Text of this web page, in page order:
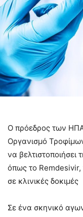
Ο πρόεδρος των
Οργανισμό
να βελτιστοποιήσει
όπως το Remdesivir,
σε κλινικές δοκιμές
Σε ένα σκηνικό